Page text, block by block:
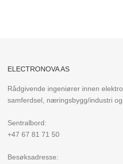
ELECTRONOVA AS
Rådgivende ingeniører innen
samferdsel, næringsbygg/industri
Sentralbord:
+47 67 81 71 50
Besøksadresse: